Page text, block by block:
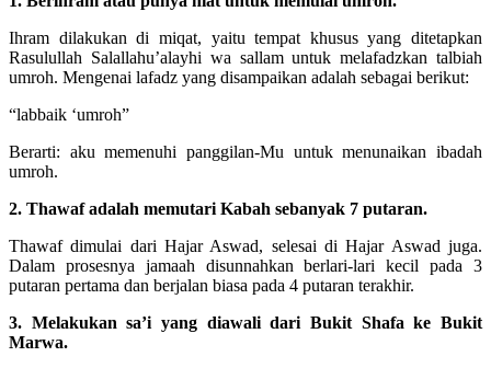
Ihram dilakukan di miqat, yaitu tempat khusus yang ditetapkan
Rasulullah Salallahu’alayhi wa sallam untuk melafadzkan talbiah
umroh. Mengenai lafadz yang disampaikan adalah sebagai berikut:
“labbaik ‘umroh”
Berarti: aku memenuhi panggilan-Mu untuk menunaikan ibadah
umroh.
2. Thawaf adalah memutari Kabah sebanyak 7 putaran.
Thawaf dimulai dari Hajar Aswad, selesai di Hajar Aswad juga.
Dalam prosesnya jamaah disunnahkan berlari-lari kecil pada 3
putaran pertama dan berjalan biasa pada 4 putaran terakhir.
3. Melakukan sa’i yang diawali dari Bukit Shafa ke Bukit
Marwa.